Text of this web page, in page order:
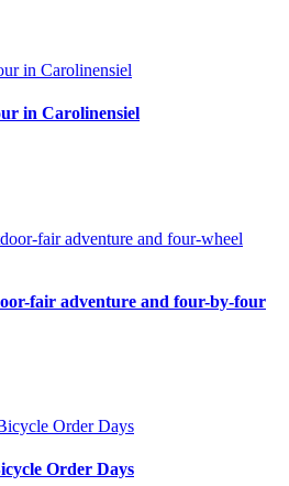
in Carolinensiel
fair adventure and four-by-four
Order Days